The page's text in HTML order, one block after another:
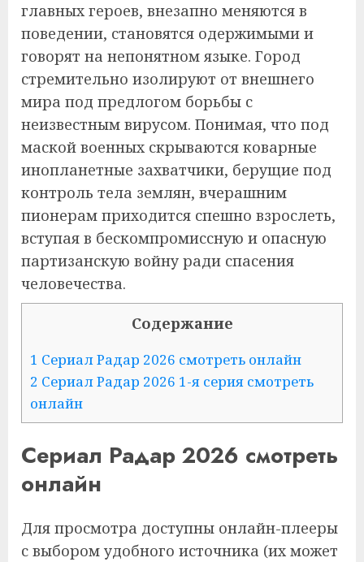
главных героев, внезапно меняются в
поведении, становятся одержимыми и
говорят на непонятном языке. Город
стремительно изолируют от внешнего
мира под предлогом борьбы с
неизвестным вирусом. Понимая, что под
маской военных скрываются коварные
инопланетные захватчики, берущие под
контроль тела землян, вчерашним
пионерам приходится спешно взрослеть,
вступая в бескомпромиссную и опасную
партизанскую войну ради спасения
человечества.
Содержание
1 Сериал Радар 2026 смотреть онлайн
2 Сериал Радар 2026 1-я серия смотреть
онлайн
Сериал Радар 2026 смотреть
онлайн
Для просмотра доступны онлайн-плееры
с выбором удобного источника (их может